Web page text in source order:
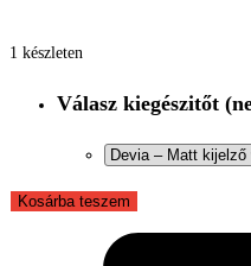
1 készleten
Válasz kiegészitőt
Apple
Kosárba teszem